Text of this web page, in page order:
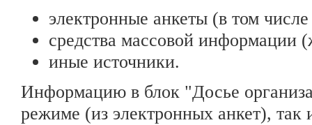
электронные анкеты (в том
средства массовой информации
иные источники.
Информацию в блок "Досье
режиме (из электронных анкет),